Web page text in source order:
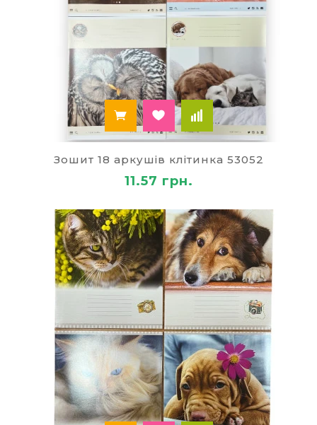
Зошит 18 аркушів клітинка 53052
11.57 грн.